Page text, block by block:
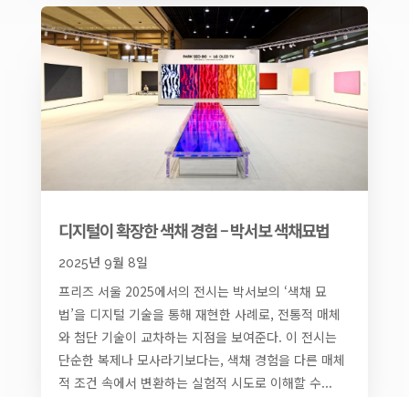
디지털이 확장한 색채 경험 – 박서보 색채묘법
2025년 9월 8일
프리즈 서울 2025에서의 전시는 박서보의 ‘색채 묘
법’을 디지털 기술을 통해 재현한 사례로, 전통적 매체
와 첨단 기술이 교차하는 지점을 보여준다. 이 전시는
단순한 복제나 모사라기보다는, 색채 경험을 다른 매체
적 조건 속에서 변환하는 실험적 시도로 이해할 수...